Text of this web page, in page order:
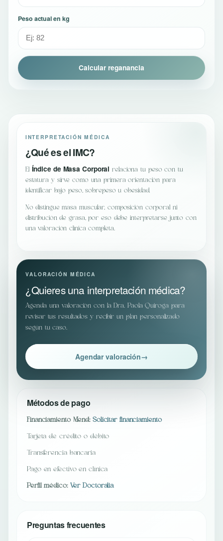
Peso actual en kg
Calcular reganancia
INTERPRETACIÓN MÉDICA
¿Qué es el IMC?
El Índice de Masa Corporal relaciona tu peso con tu
estatura y sirve como una primera orientación para
identificar bajo peso, sobrepeso u obesidad.
No distingue masa muscular, composición corporal ni
distribución de grasa, por eso debe interpretarse junto con
una valoración clínica completa.
VALORACIÓN MÉDICA
¿Quieres una interpretación médica?
Agenda una valoración con la Dra. Paola Quiroga para
revisar tus resultados y recibir un plan personalizado
según tu caso.
Agendar valoración→
Métodos de pago
Financiamiento Mend: Solicitar financiamiento
Tarjeta de crédito o débito
Transferencia bancaria
Pago en efectivo en clínica
Perfil médico: Ver Doctoralia
Preguntas frecuentes